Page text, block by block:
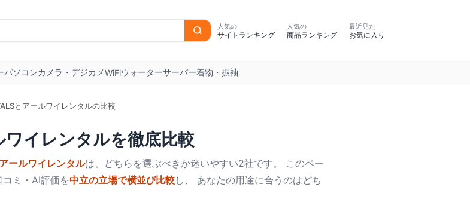
人気の
サイトランキング
人気の
商品ランキング
最近見た
お気に入り
パソコンカメラ・デジカメWiFiウォーターサーバー着物・振袖
とアールワイレンタルの比較
ワイレンタルを徹底比較
アールワイレンタルは、どちらを選ぶべきか迷いやすい2社です。 このペー
ミ・AI評価を中立の立場で横並び比較し、 あなたの用途に合うのはどち